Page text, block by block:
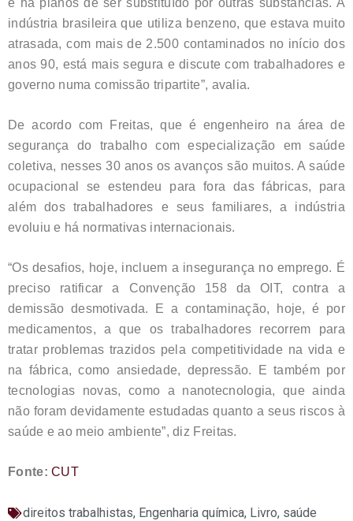
indústria brasileira que utiliza benzeno, que estava muito
atrasada, com mais de 2.500 contaminados no início dos
anos 90, está mais segura e discute com trabalhadores e
governo numa comissão tripartite”, avalia.
De acordo com Freitas, que é engenheiro na área de
segurança do trabalho com especialização em saúde
coletiva, nesses 30 anos os avanços são muitos. A saúde
ocupacional se estendeu para fora das fábricas, para
além dos trabalhadores e seus familiares, a indústria
evoluiu e há normativas internacionais.
“Os desafios, hoje, incluem a insegurança no emprego. É
preciso ratificar a Convenção 158 da OIT, contra a
demissão desmotivada. E a contaminação, hoje, é por
medicamentos, a que os trabalhadores recorrem para
tratar problemas trazidos pela competitividade na vida e
na fábrica, como ansiedade, depressão. E também por
tecnologias novas, como a nanotecnologia, que ainda
não foram devidamente estudadas quanto a seus riscos à
saúde e ao meio ambiente”, diz Freitas.
Fonte:CUT
direitos trabalhistas, Engenharia química, Livro, saúde